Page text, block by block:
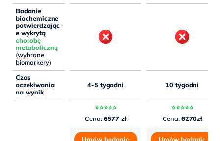
Badanie
biochemiczne
potwierdzając
e wykrytą
chorobę
metaboliczną
(wybrane
biomarkery)
Czas
oczekiwania
na wynik
4-5 tygodni 10 tygodni
⭐⭐⭐⭐⭐
Cena:6577 zł
⭐⭐⭐⭐⭐
Cena:6270zł
Umów badanie Umów badanie